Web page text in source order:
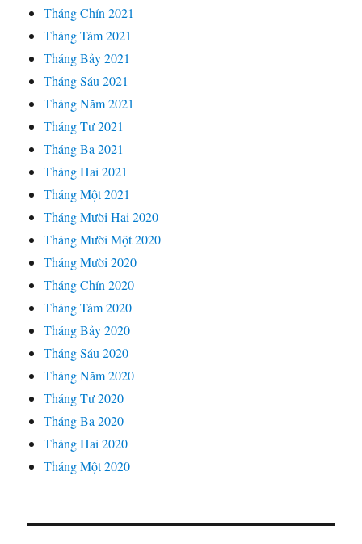
Tháng Chín 2021
Tháng Tám 2021
Tháng Bảy 2021
Tháng Sáu 2021
Tháng Năm 2021
Tháng Tư 2021
Tháng Ba 2021
Tháng Hai 2021
Tháng Một 2021
Tháng Mười Hai 2020
Tháng Mười Một 2020
Tháng Mười 2020
Tháng Chín 2020
Tháng Tám 2020
Tháng Bảy 2020
Tháng Sáu 2020
Tháng Năm 2020
Tháng Tư 2020
Tháng Ba 2020
Tháng Hai 2020
Tháng Một 2020